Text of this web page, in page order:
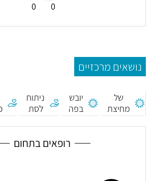
0
0
נושאים מרכזיים
של
מחיצת
האף
יובש
בפה
ניתוח
לסת
רופאים בתחום